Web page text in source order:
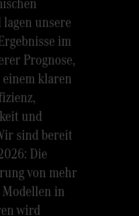
unsere
im
Prognose,
klaren
und
sind bereit
Die
von mehr
in
wird